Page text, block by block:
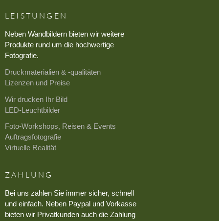
LEISTUNGEN
Neben Wandbildern bieten wir weitere
Produkte rund um die hochwertige
Fotografie.
Druckmaterialien & -qualitäten
Lizenzen und Preise
Wir drucken Ihr Bild
LED-Leuchtbilder
Foto-Workshops, Reisen & Events
Auftragsfotografie
Virtuelle Realität
ZAHLUNG
Bei uns zahlen Sie immer sicher, schnell
und einfach. Neben Paypal und Vorkasse
bieten wir Privatkunden auch die Zahlung